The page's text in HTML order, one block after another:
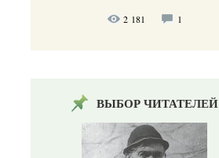
2 181 1
ВЫБОР ЧИТАТЕЛЕЙ